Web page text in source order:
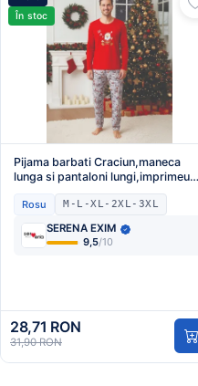
În stoc
Pijama barbati Craciun,maneca
lunga si pantaloni lungi,imprimeu
ho ho,En-gros
Rosu M-L-XL-2XL-3XL
SERENA EXIM
9,5/10
28,71 RON
31,90 RON